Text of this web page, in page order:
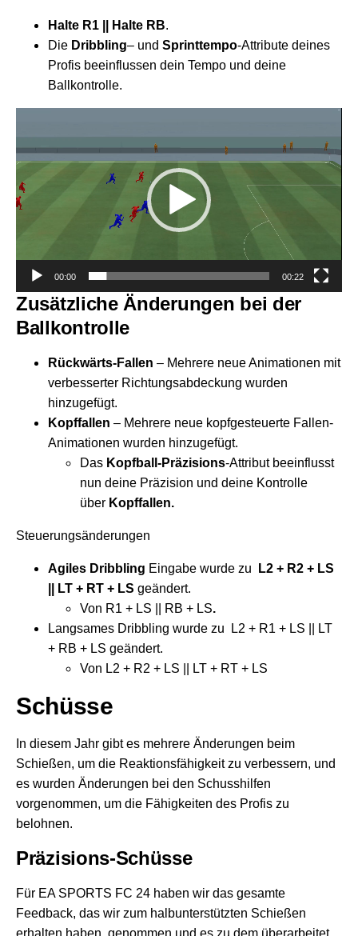
Halte R1 || Halte RB.
Die Dribbling– und Sprinttempo-Attribute deines
Profis beeinflussen dein Tempo und deine
Ballkontrolle.
00:00 00:22
Zusätzliche Änderungen bei der
Ballkontrolle
Rückwärts-Fallen – Mehrere neue Animationen mit
verbesserter Richtungsabdeckung wurden
hinzugefügt.
Kopffallen – Mehrere neue kopfgesteuerte Fallen-
Animationen wurden hinzugefügt.
Das Kopfball-Präzisions-Attribut beeinflusst
nun deine Präzision und deine Kontrolle
über Kopffallen.
Steuerungsänderungen
Agiles Dribbling Eingabe wurde zu
L2 + R2 + LS
|| LT + RT + LS geändert.
Von R1 + LS || RB + LS.
Langsames Dribbling wurde zu L2 + R1 + LS || LT
+ RB + LS geändert.
Von L2 + R2 + LS || LT + RT + LS
Schüsse
In diesem Jahr gibt es mehrere Änderungen beim
Schießen, um die Reaktionsfähigkeit zu verbessern, und
es wurden Änderungen bei den Schusshilfen
vorgenommen, um die Fähigkeiten des Profis zu
belohnen.
Präzisions-Schüsse
Für EA SPORTS FC 24 haben wir das gesamte
Feedback, das wir zum halbunterstützten Schießen
erhalten haben, genommen und es zu dem überarbeitet,